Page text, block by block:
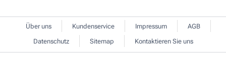
Über uns Kundenservice Impressum
AGB
Datenschutz
Sitemap Kontaktieren Sie uns